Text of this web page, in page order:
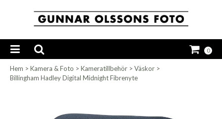
0
Hem > Kamera & Foto > Kameratillbehör > Väskor >
Billingham Hadley Digital Midnight Fibrenyte